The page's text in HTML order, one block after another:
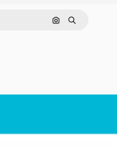
Buscar por imagen
Buscar